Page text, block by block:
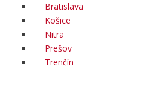
Bratislava
Košice
Nitra
Prešov
Trenčín